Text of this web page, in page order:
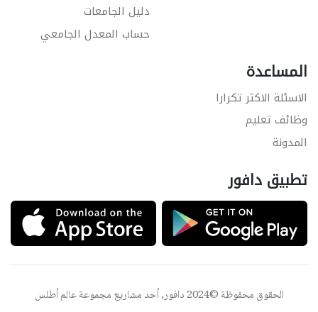
دليل الجامعات
حساب المعدل الجامعي
المساعدة
الاسئلة الاكثر تكرارا
وظائف تعليم
المدونة
تطبيق دافور
الحقوق محفوظة ©2024 دافور, أحد مشاريع مجموعة عالم أطلس